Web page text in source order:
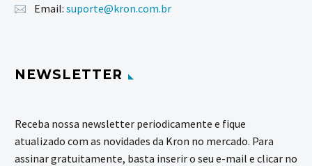
Email: suporte@kron.com.br
NEWSLETTER
Receba nossa newsletter periodicamente e fique
atualizado com as novidades da Kron no mercado. Para
assinar gratuitamente, basta inserir o seu e-mail e clicar no